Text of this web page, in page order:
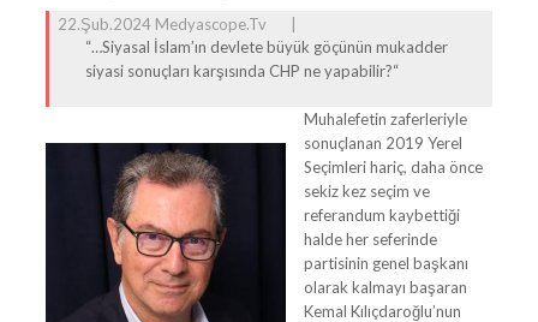
22.Şub.2024 Medyascope.tv
“…Siyasal İslam’ın devlete büyük göçünün mukadder
siyasi sonuçları karşısında CHP ne yapabilir?“
Muhalefetin zaferleriyle
sonuçlanan 2019 Yerel
Seçimleri hariç, daha önce
sekiz kez seçim ve
referandum kaybettiği
halde her seferinde
partisinin genel başkanı
olarak kalmayı başaran
Kemal Kılıçdaroğlu’nun